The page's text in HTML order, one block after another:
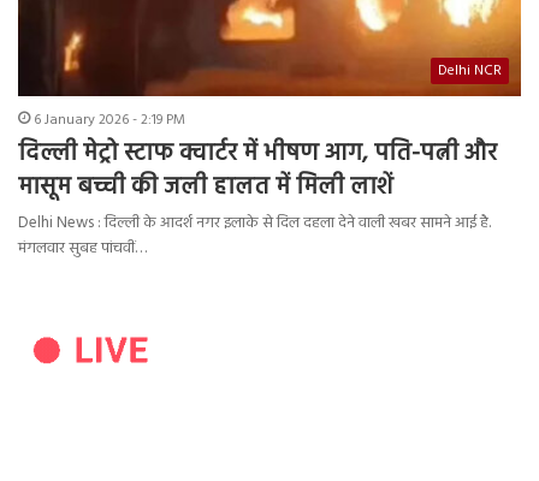
Delhi NCR
6 January 2026 - 2:19 PM
दिल्ली मेट्रो स्टाफ क्वार्टर में भीषण आग, पति-पत्नी और
मासूम बच्ची की जली हालत में मिली लाशें
Delhi News : दिल्ली के आदर्श नगर इलाके से दिल दहला देने वाली खबर सामने आई है.
मंगलवार सुबह पांचवीं…